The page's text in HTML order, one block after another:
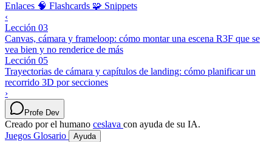
Enlaces 🧠 Flashcards 🧩 Snippets
‹
Lección 03
Canvas, cámara y frameloop: cómo montar una escena R3F que se
vea bien y no renderice de más
Lección 05
Trayectorias de cámara y capítulos de landing: cómo planificar un
recorrido 3D por secciones
›
Profe Dev
Creado por el humano ceslava con ayuda de su IA.
Juegos Glosario Ayuda